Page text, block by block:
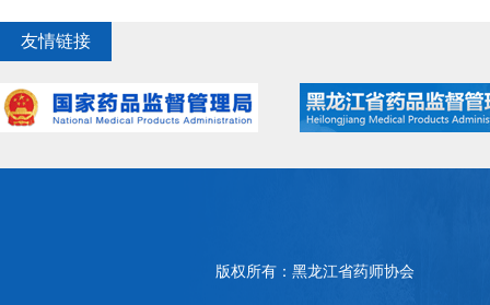
友情链接
版权所有：黑龙江省药师协会